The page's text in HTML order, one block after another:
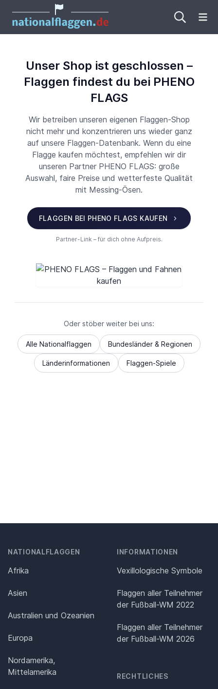
Unser Shop ist geschlossen –
Flaggen findest du bei PHENO
FLAGS
Wir betreiben unseren eigenen Flaggen-Shop
nicht mehr und konzentrieren uns wieder ganz
auf unsere Flaggen-Datenbank. Wenn du eine
Flagge kaufen möchtest, empfehlen wir dir
unseren Partner PHENO FLAGS: große
Auswahl, faire Preise und wetterfeste Qualität
mit Messing-Ösen.
FLAGGEN BEI PHENO FLAGS KAUFEN
Partner-Link – für dich ohne Aufpreis.
Oder stöber weiter bei uns:
Alle Nationalflaggen Bundesländer & Regionen
Länderinformationen Flaggen-Spiele
NATIONALFLAGGEN
Afrika
Asien
Australien und Ozeanien
Europa
Nordamerika,
Mittelamerika
INFORMATIONEN
Vexillologische Symbole
Flaggen aller Teilnehmer
der Fußball-WM 2022
Flaggen aller Teilnehmer
der Fußball-WM 2026
RECHTLICHES